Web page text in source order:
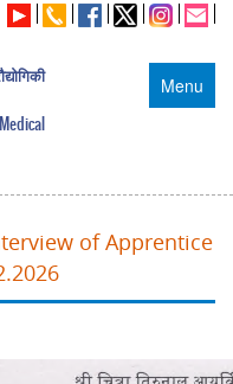
Menu
of Apprentice